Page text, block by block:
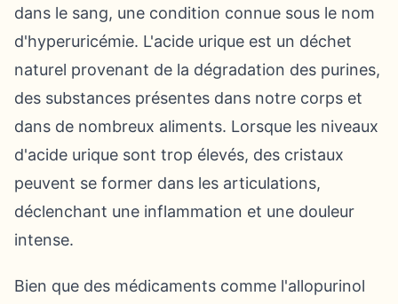
dans le sang, une condition connue sous le nom
d'hyperuricémie. L'acide urique est un déchet
naturel provenant de la dégradation des purines,
des substances présentes dans notre corps et
dans de nombreux aliments. Lorsque les niveaux
d'acide urique sont trop élevés, des cristaux
peuvent se former dans les articulations,
déclenchant une inflammation et une douleur
intense.
Bien que des médicaments comme l'allopurinol